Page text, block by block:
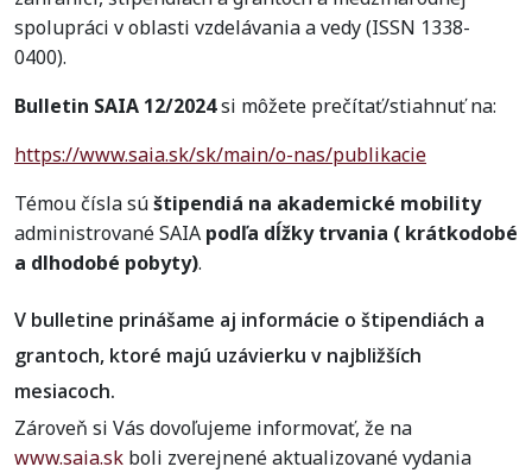
spolupráci v oblasti vzdelávania a vedy (ISSN 1338-
0400).
Bulletin SAIA 12/2024si môžete prečítať/stiahnuť na:
https://www.saia.sk/sk/main/o-nas/publikacie
Témou čísla súštipendiá na akademické mobility
administrované SAIA podľa dĺžky trvania ( krátkodobé
a dlhodobé pobyty).
V bulletine prinášame aj informácie o štipendiách a
grantoch, ktoré majú uzávierku v najbližších
mesiacoch.
Zároveň si Vás dovoľujeme informovať, že na
www.saia.sk boli zverejnené aktualizované vydania